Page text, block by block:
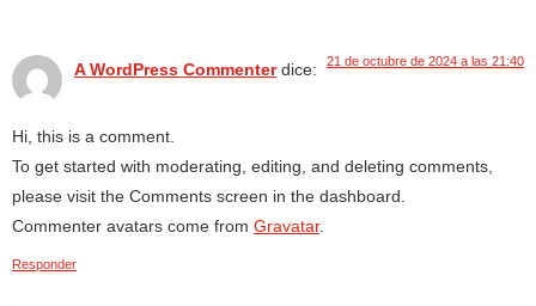
A WordPress Commenter dice: 21 de octubre de 2024 a las 21:40
Hi, this is a comment.
To get started with moderating, editing, and deleting comments,
please visit the Comments screen in the dashboard.
Commenter avatars come from Gravatar.
Responder